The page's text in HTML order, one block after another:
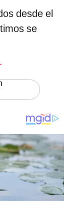
desde el
se